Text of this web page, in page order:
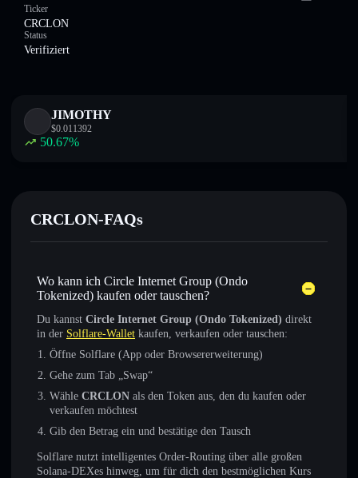
Ticker
CRCLON
Status
Verifiziert
JIMOTHY
$0.011392
50.67%
CRCLON-FAQs
Wo kann ich Circle Internet Group (Ondo
Tokenized) kaufen oder tauschen?
Du kannst Circle Internet Group (Ondo Tokenized) direkt
in der Solflare-Wallet kaufen, verkaufen oder tauschen:
Öffne Solflare (App oder Browsererweiterung)
Gehe zum Tab „Swap“
Wähle CRCLON als den Token aus, den du kaufen oder
verkaufen möchtest
Gib den Betrag ein und bestätige den Tausch
Solflare nutzt intelligentes Order-Routing über alle großen
Solana-DEXes hinweg, um für dich den bestmöglichen Kurs